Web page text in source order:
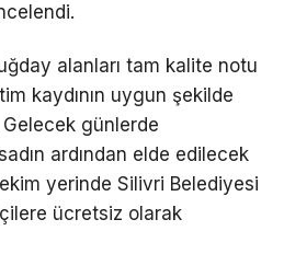
alanları tam kalite notu
kaydının uygun şekilde
günlerde
ardından elde edilecek
yerinde Silivri Belediyesi
ücretsiz olarak